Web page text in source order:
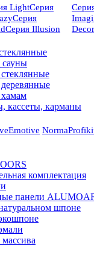
LightСерия
Серия
Серия Illusion
Deсor
сауны
кассеты, карманы
Emotive Norma
комплектация
панели
шпоне